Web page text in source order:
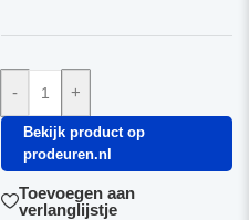
- +
Bekijk product op
prodeuren.nl
Toevoegen aan
verlanglijstje